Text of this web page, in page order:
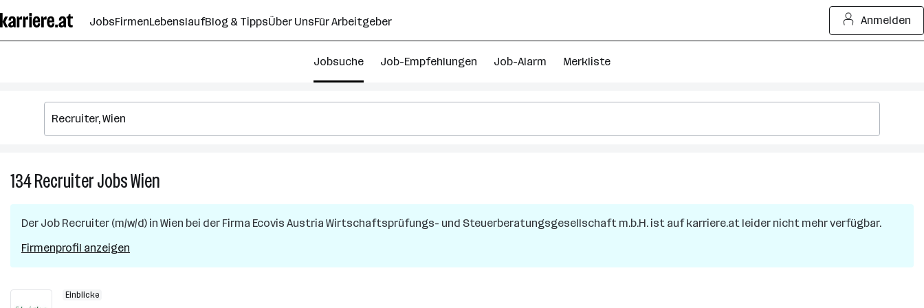
Seiteninhalt
springen
JobsFirmenLebenslaufBlog & TippsÜber UnsFür Arbeitgeber Anmelden
Jobsuche Job-Empfehlungen Job-Alarm Merkliste
134RecruiterJobsWien
in
Der Job Recruiter (m/w/d) in Wien bei der Firma Ecovis Austria Wirtschaftsprüfungs- und Steuerberatungsgesellschaft m.b.H. ist auf karriere.at leider nicht mehr verfügbar.
Firmenprofil anzeigen
Einblicke